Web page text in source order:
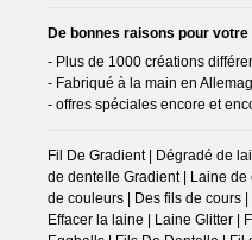
De bonnes raisons pour
- Plus de 1000 créations
- Fabriqué à la main en
- offres spéciales encore et
Fil De Gradient | Dégradé de
de dentelle Gradient | Laine
de couleurs | Des fils de cours
Effacer la laine | Laine Glitter |